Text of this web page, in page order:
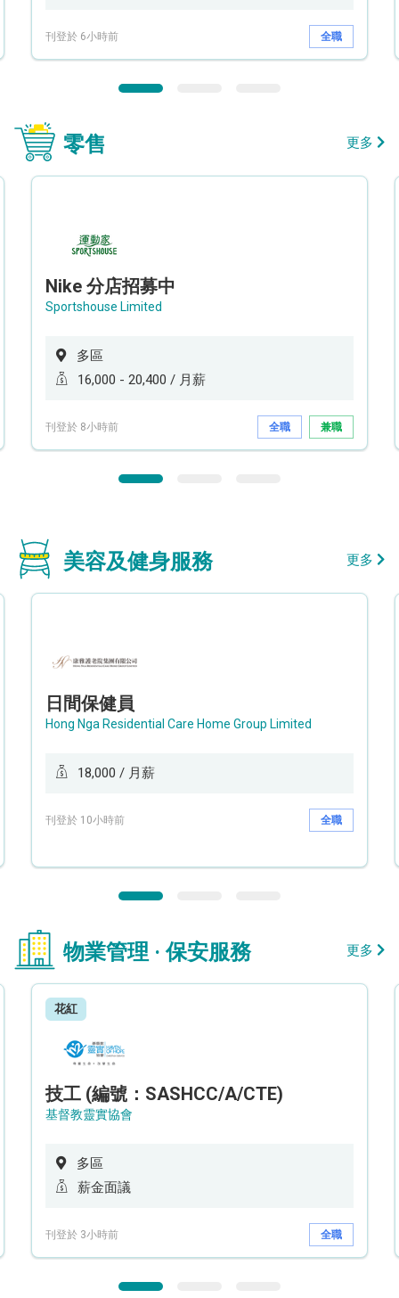
刊登於 6小時前 全職
零售 更多
Nike 分店招募中
Sportshouse Limited
多區
16,000 - 20,400 / 月薪
刊登於 8小時前 全職 兼職
美容及健身服務 更多
日間保健員
Hong Nga Residential Care Home Group Limited
18,000 / 月薪
刊登於 10小時前 全職
物業管理 · 保安服務 更多
花紅
技工 (編號：SASHCC/A/CTE)
基督教靈實協會
多區
薪金面議
刊登於 3小時前 全職